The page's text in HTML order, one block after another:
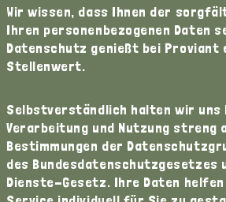
Wir wissen, dass Ihnen der
Ihren personenbezogenen Daten
Datenschutz genießt bei Proviant
Stellenwert.
Selbstverständlich halten wir uns
Verarbeitung und Nutzung streng
Bestimmungen der
des Bundesdatenschutzgesetzes
Dienste-Gesetz. Ihre Daten